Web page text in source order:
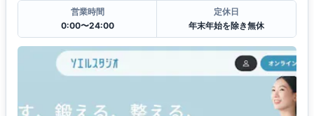
営業時間
0:00〜24:00
定休日
年末年始を除き無休